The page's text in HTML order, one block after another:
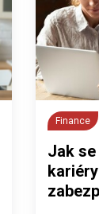
Finance
Jak